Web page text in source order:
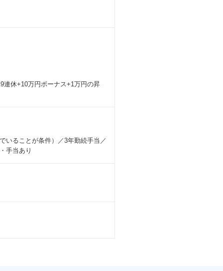
連休+10万円ボーナス+1万円の昇
いることが条件）／3年勤続手当／
手当あり